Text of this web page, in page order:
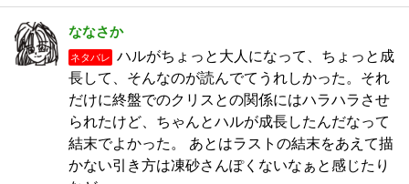
ななさか
ネタバレ
ハルがちょっと大人になって、ちょっと成
長して、そんなのが読んでてうれしかった。それ
だけに終盤でのクリスとの関係にはハラハラさせ
られたけど、ちゃんとハルが成長したんだなって
結末でよかった。 あとはラストの結末をあえて描
かない引き方は凍砂さんぽくないなぁと感じたり